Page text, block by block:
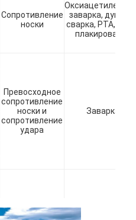
Сопротивление
носки
заварка,
сварка, PTA,
плакирование
Превосходное
сопротивление
носки и
сопротивление
удара
Заварка